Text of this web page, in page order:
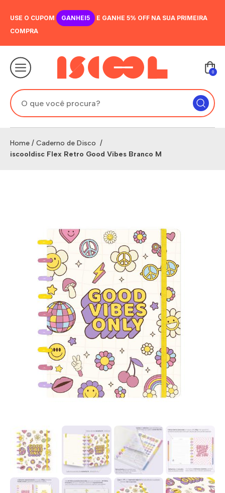
USE O CUPOM GANHEI5
E GANHE 5% OFF NA SUA PRIMEIRA
COMPRA
0
Home / Caderno de Disco /
iscooldisc Flex Retro Good Vibes Branco M